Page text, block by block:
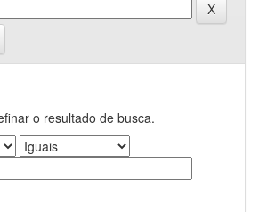
o resultado de busca.